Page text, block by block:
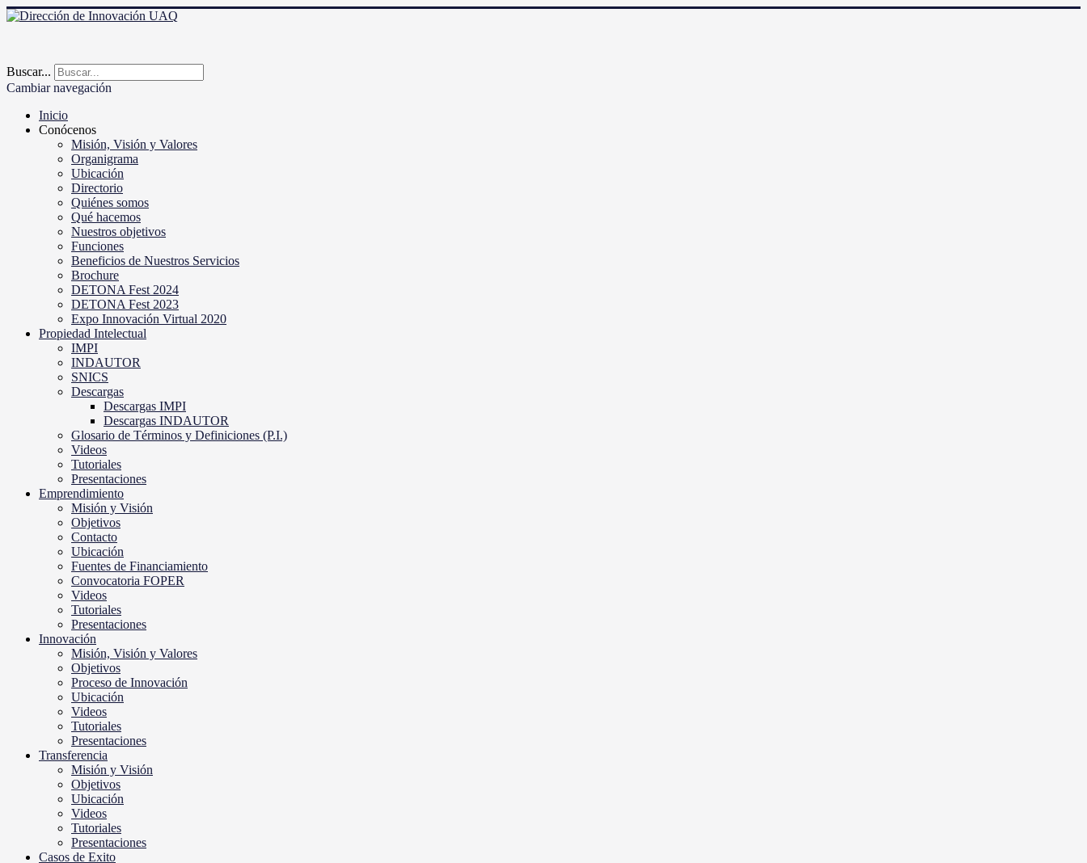
Buscar...
Cambiar navegación
Inicio
Conócenos
Misión, Visión y Valores
Organigrama
Ubicación
Directorio
Quiénes somos
Qué hacemos
Nuestros objetivos
Funciones
Beneficios de Nuestros Servicios
Brochure
DETONA Fest 2024
DETONA Fest 2023
Expo Innovación Virtual 2020
Propiedad Intelectual
IMPI
INDAUTOR
SNICS
Descargas
Descargas IMPI
Descargas INDAUTOR
Glosario de Términos y Definiciones (P.I.)
Videos
Tutoriales
Presentaciones
Emprendimiento
Misión y Visión
Objetivos
Contacto
Ubicación
Fuentes de Financiamiento
Convocatoria FOPER
Videos
Tutoriales
Presentaciones
Innovación
Misión, Visión y Valores
Objetivos
Proceso de Innovación
Ubicación
Videos
Tutoriales
Presentaciones
Transferencia
Misión y Visión
Objetivos
Ubicación
Videos
Tutoriales
Presentaciones
Casos de Exito